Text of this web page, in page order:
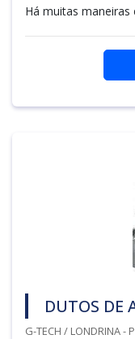
Há muitas
DUTOS DE
G-TECH / LONDRINA -